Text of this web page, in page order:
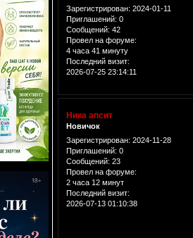
Зарегистрирован: 2024-01-11
Приглашений: 0
Сообщений: 42
Провел на форуме:
4 часа 41 минуту
Последний визит:
2026-07-25 23:14:11
Ника апсит
Новичок
Зарегистрирован: 2024-11-28
Приглашений: 0
Сообщений: 23
Провел на форуме:
2 часа 12 минут
Последний визит:
2026-07-13 01:10:38